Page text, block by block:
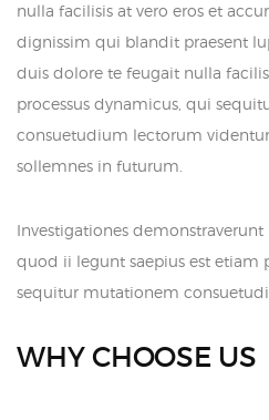
nulla facilisis at vero eros et
dignissim qui blandit praesent
duis dolore te feugait nulla
processus dynamicus, qui
consuetudium lectorum
sollemnes in futurum.
Investigationes
quod ii legunt saepius est etiam
sequitur mutationem
WHY CHOOSE US